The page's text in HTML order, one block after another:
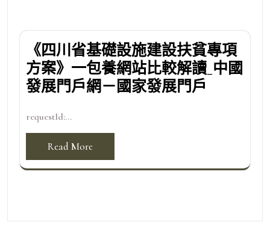
《四川省基礎設施建設扶貧專項
方案》一包養網站比較解讀_中國
發展門戶網－國家發展門戶
requestId:...
Read More